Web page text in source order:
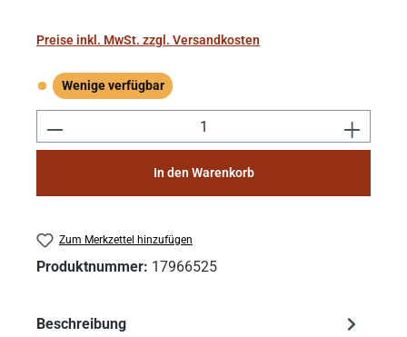
Preise inkl. MwSt. zzgl. Versandkosten
Wenige verfügbar
Wenige verfügbar
Produkt Anzahl: Gib den gewünschten
In den Warenkorb
Zum Merkzettel hinzufügen
Produktnummer: 17966525
Beschreibung